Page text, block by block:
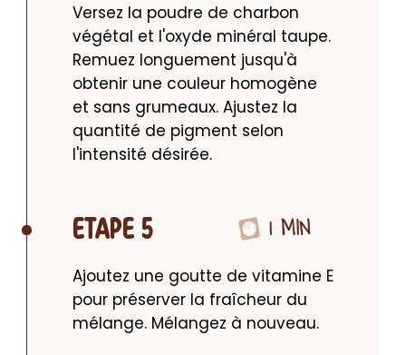
Versez la poudre de charbon
végétal et l'oxyde minéral taupe.
Remuez longuement jusqu'à
obtenir une couleur homogène
et sans grumeaux. Ajustez la
quantité de pigment selon
l'intensité désirée.
ETAPE 5 1 MIN
Ajoutez une goutte de vitamine E
pour préserver la fraîcheur du
mélange. Mélangez à nouveau.